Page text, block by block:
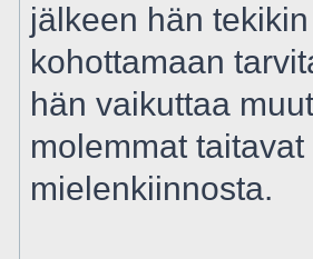
jälkeen hän
kohottamaan
hän vaikuttaa
molemmat
mielenkiinnosta.